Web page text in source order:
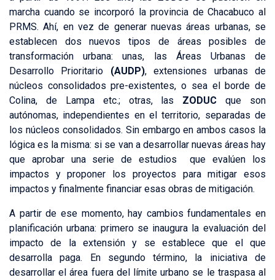
marcha cuando se incorporó la provincia de Chacabuco al
PRMS. Ahí, en vez de generar nuevas áreas urbanas, se
establecen dos nuevos tipos de áreas posibles de
transformación urbana: unas, las Áreas Urbanas de
Desarrollo Prioritario (AUDP), extensiones urbanas de
núcleos consolidados pre-existentes, o sea el borde de
Colina, de Lampa etc.; otras, las ZODUC que son
autónomas, independientes en el territorio, separadas de
los núcleos consolidados. Sin embargo en ambos casos la
lógica es la misma: si se van a desarrollar nuevas áreas hay
que aprobar una serie de estudios que evalúen los
impactos y proponer los proyectos para mitigar esos
impactos y finalmente financiar esas obras de mitigación.
A partir de ese momento, hay cambios fundamentales en
planificación urbana: primero se inaugura la evaluación del
impacto de la extensión y se establece que el que
desarrolla paga. En segundo término, la iniciativa de
desarrollar el área fuera del límite urbano se le traspasa al